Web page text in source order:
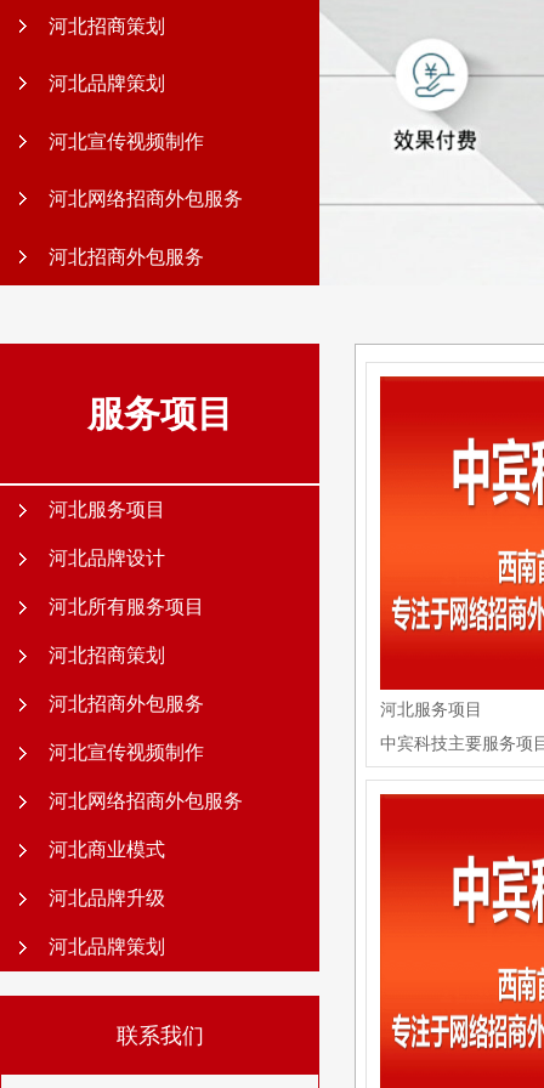
河北招商策划
河北品牌策划
河北宣传视频制作
河北网络招商外包服务
河北招商外包服务
服务项目
河北服务项目
河北品牌设计
河北所有服务项目
河北招商策划
河北招商外包服务
河北宣传视频制作
河北网络招商外包服务
河北商业模式
河北品牌升级
河北品牌策划
联系我们
河北服务项目
中宾科技主要服务项